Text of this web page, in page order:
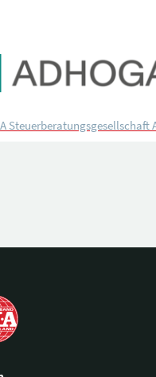
Steuerberatungsgesellschaft